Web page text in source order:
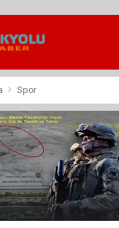
Spor